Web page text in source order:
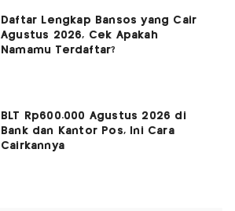
Daftar Lengkap Bansos yang Cair
Agustus 2026, Cek Apakah
Namamu Terdaftar?
BLT Rp600.000 Agustus 2026 di
Bank dan Kantor Pos, Ini Cara
Cairkannya